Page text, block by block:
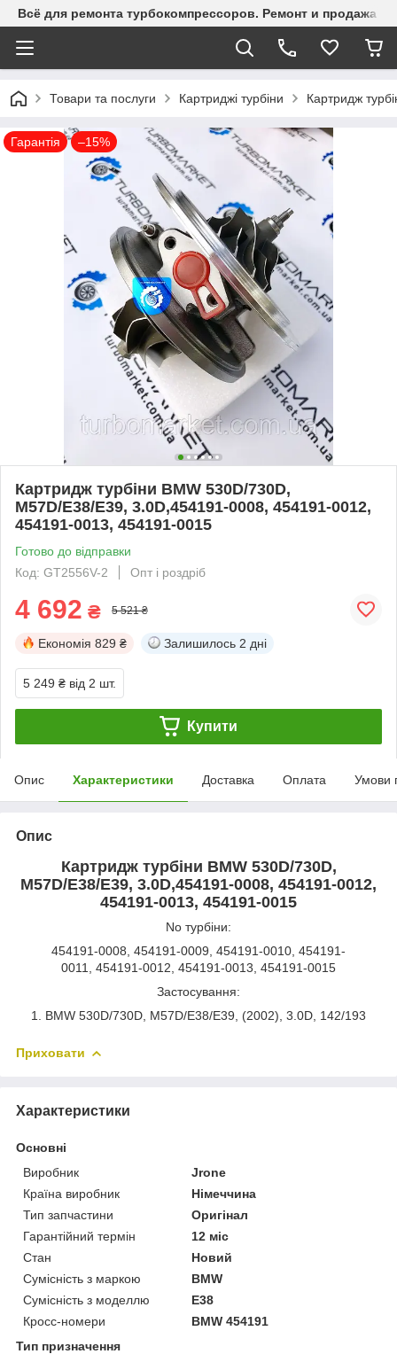
Всё для ремонта турбокомпрессоров. Ремонт и продажа
Товари та послуги Картриджі турбіни Картридж
Гарантія –15%
Картридж турбіни BMW 530D/730D,
M57D/E38/E39, 3.0D,454191-0008, 454191-0012,
454191-0013, 454191-0015
Готово до відправки
Код: GT2556V-2
Опт і роздріб
4 692 ₴ 5 521 ₴
Економія 829 ₴ Залишилось 2 дні
5 249 ₴ від 2 шт.
Купити
Опис Характеристики Доставка Оплата Умови
Опис
Картридж турбіни BMW 530D/730D,
M57D/E38/E39, 3.0D,454191-0008, 454191-0012,
454191-0013, 454191-0015
No турбіни:
454191-0008, 454191-0009, 454191-0010, 454191-
0011, 454191-0012, 454191-0013, 454191-0015
Застосування:
1. BMW 530D/730D, M57D/E38/E39, (2002), 3.0D, 142/193
Приховати
Характеристики
Основні
Виробник
Jrone
Країна виробник
Німеччина
Тип запчастини
Оригінал
Гарантійний термін
12 міс
Стан
Новий
Сумісність з маркою
BMW
Сумісність з моделлю
E38
Кросс-номери
BMW 454191
Тип призначення